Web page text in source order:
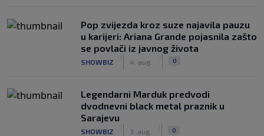
Pop zvijezda kroz suze najavila pauzu
u karijeri: Ariana Grande pojasnila zašto
se povlači iz javnog života
SHOWBIZ 4. aug. 0
Legendarni Marduk predvodi
dvodnevni black metal praznik u
Sarajevu
SHOWBIZ 3. aug. 0